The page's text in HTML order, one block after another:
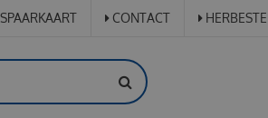
SPAARKAART CONTACT